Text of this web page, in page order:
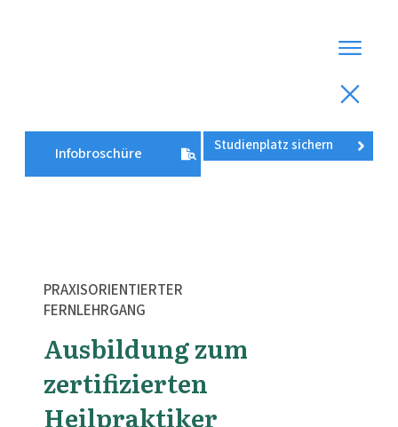
Fernstudium
Infobroschüre Studienplatz sichern
PRAXISORIENTIERTER
FERNLEHRGANG
Ausbildung zum
zertifizierten
Heilpraktiker